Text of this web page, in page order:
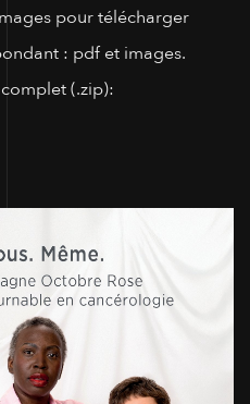
pour télécharger
: pdf et images.
(.zip):